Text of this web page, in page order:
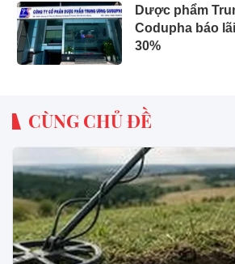
Dược phẩm
Codupha báo
30%
CÙNG CHỦ ĐỀ